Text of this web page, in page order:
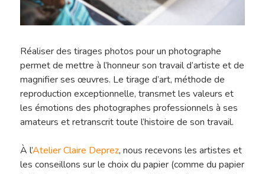
Réaliser des tirages photos pour un photographe
permet de mettre à l’honneur son travail d’artiste et de
magnifier ses œuvres. Le tirage d’art, méthode de
reproduction exceptionnelle, transmet les valeurs et
les émotions des photographes professionnels à ses
amateurs et retranscrit toute l’histoire de son travail.
À l’Atelier Claire Deprez, nous recevons les artistes et
les conseillons sur le choix du papier (comme du papier